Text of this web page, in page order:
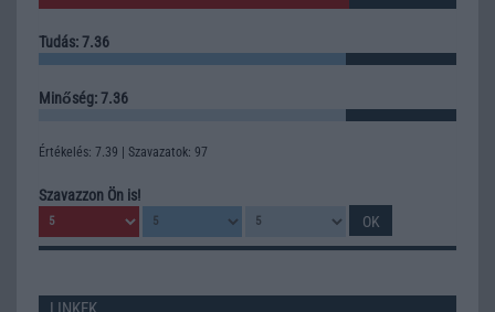
Tudás: 7.36
Minőség: 7.36
Értékelés: 7.39 | Szavazatok: 97
Szavazzon Ön is!